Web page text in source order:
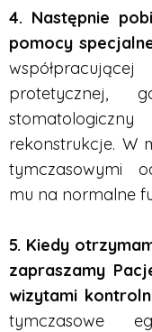
4. Następnie
pomocy
protetycznej,
rekonstrukcje. W
tymczasowymi
mu na normalne
5. Kiedy
zapraszamy
wizytami
tymczasowe